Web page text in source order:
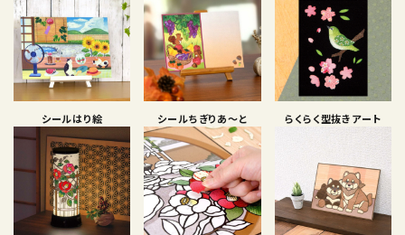
シールはり絵 シールちぎりあ〜と らくらく型抜きアート